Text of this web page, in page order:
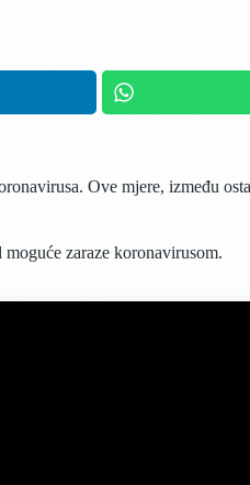
Ove mjere, između
zaraze koronavirusom.